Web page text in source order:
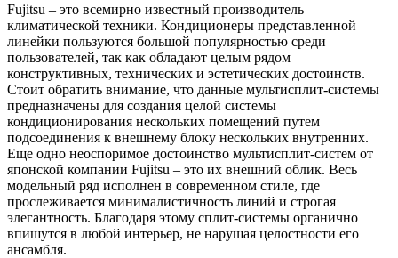
Fujitsu – это всемирно известный производитель
климатической техники. Кондиционеры представленной
линейки пользуются большой популярностью среди
пользователей, так как обладают целым рядом
конструктивных, технических и эстетических достоинств.
Стоит обратить внимание, что данные мультисплит-системы
предназначены для создания целой системы
кондиционирования нескольких помещений путем
подсоединения к внешнему блоку нескольких внутренних.
Еще одно неоспоримое достоинство мультисплит-систем от
японской компании Fujitsu – это их внешний облик. Весь
модельный ряд исполнен в современном стиле, где
прослеживается минималистичность линий и строгая
элегантность. Благодаря этому сплит-системы органично
впишутся в любой интерьер, не нарушая целостности его
ансамбля.